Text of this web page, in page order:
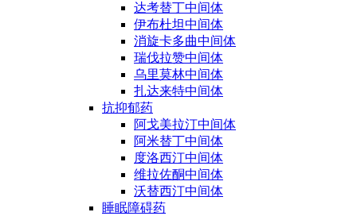
达考替丁中间体
伊布杜坦中间体
消旋卡多曲中间体
瑞伐拉赞中间体
乌里莫林中间体
扎达来特中间体
抗抑郁药
阿戈美拉汀中间体
阿米替丁中间体
度洛西汀中间体
维拉佐酮中间体
沃替西汀中间体
睡眠障碍药